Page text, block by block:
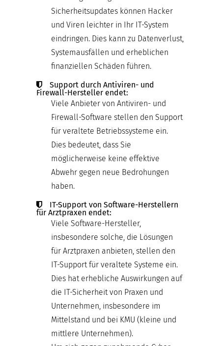
Sicherheitsupdates können Hacker
und Viren leichter in Ihr IT-System
eindringen. Dies kann zu Datenverlust,
Systemausfällen und erheblichen
finanziellen Schäden führen.
Support durch Antiviren- und
Firewall-Hersteller endet:
Viele Anbieter von Antiviren- und
Firewall-Software stellen den Support
für veraltete Betriebssysteme ein.
Dies bedeutet, dass Sie
möglicherweise keine effektive
Abwehr gegen neue Bedrohungen
haben.
IT-Support von Software-Herstellern
für Arztpraxen endet:
Viele Software-Hersteller,
insbesondere solche, die Lösungen
für Arztpraxen anbieten, stellen den
IT-Support für veraltete Systeme ein.
Dies hat erhebliche Auswirkungen auf
die IT-Sicherheit von Praxen und
Unternehmen, insbesondere im
Mittelstand und bei KMU (kleine und
mittlere Unternehmen).